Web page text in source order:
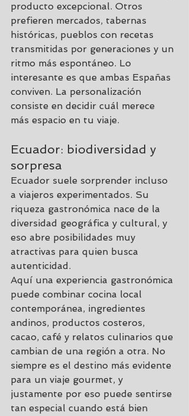
producto excepcional. Otros
prefieren mercados, tabernas
históricas, pueblos con recetas
transmitidas por generaciones y un
ritmo más espontáneo. Lo
interesante es que ambas Españas
conviven. La personalización
consiste en decidir cuál merece
más espacio en tu viaje.
Ecuador: biodiversidad y
sorpresa
Ecuador suele sorprender incluso
a viajeros experimentados. Su
riqueza gastronómica nace de la
diversidad geográfica y cultural, y
eso abre posibilidades muy
atractivas para quien busca
autenticidad.
Aquí una experiencia gastronómica
puede combinar cocina local
contemporánea, ingredientes
andinos, productos costeros,
cacao, café y relatos culinarios que
cambian de una región a otra. No
siempre es el destino más evidente
para un viaje gourmet, y
justamente por eso puede sentirse
tan especial cuando está bien